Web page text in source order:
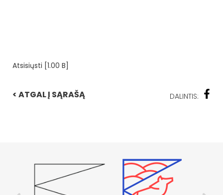
Atsisiųsti [1.00 B]
< ATGAL Į SĄRAŠĄ DALINTIS: